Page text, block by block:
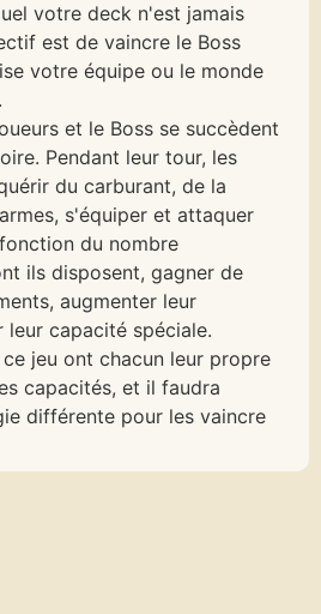
votre deck n'est jamais
est de vaincre le Boss
votre équipe ou le monde
et le Boss se succèdent
Pendant leur tour, les
du carburant, de la
s'équiper et attaquer
du nombre
ils disposent, gagner de
augmenter leur
leur capacité spéciale.
jeu ont chacun leur propre
capacités, et il faudra
différente pour les vaincre